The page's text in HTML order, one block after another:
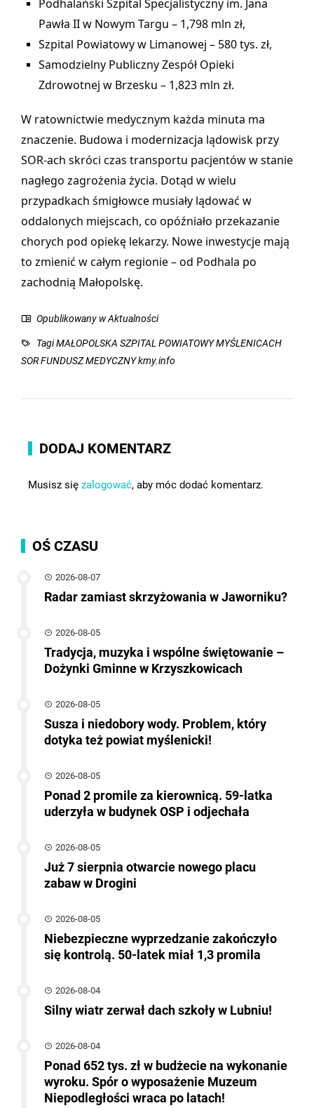
Podhalański Szpital Specjalistyczny im. Jana
Pawła II w Nowym Targu – 1,798 mln zł,
Szpital Powiatowy w Limanowej – 580 tys. zł,
Samodzielny Publiczny Zespół Opieki
Zdrowotnej w Brzesku – 1,823 mln zł.
W ratownictwie medycznym każda minuta ma
znaczenie. Budowa i modernizacja lądowisk przy
SOR-ach skróci czas transportu pacjentów w stanie
nagłego zagrożenia życia. Dotąd w wielu
przypadkach śmigłowce musiały lądować w
oddalonych miejscach, co opóźniało przekazanie
chorych pod opiekę lekarzy. Nowe inwestycje mają
to zmienić w całym regionie – od Podhala po
zachodnią Małopolskę.
Opublikowany wAktualności
TagiMAŁOPOLSKA SZPITAL POWIATOWY MYŚLENICACH
SOR FUNDUSZ MEDYCZNY kmy.info
DODAJ KOMENTARZ
Musisz się zalogować, aby móc dodać komentarz.
OŚ CZASU
2026-08-07
Radar zamiast skrzyżowania w Jaworniku?
2026-08-05
Tradycja, muzyka i wspólne świętowanie –
Dożynki Gminne w Krzyszkowicach
2026-08-05
Susza i niedobory wody. Problem, który
dotyka też powiat myślenicki!
2026-08-05
Ponad 2 promile za kierownicą. 59-latka
uderzyła w budynek OSP i odjechała
2026-08-05
Już 7 sierpnia otwarcie nowego placu
zabaw w Drogini
2026-08-05
Niebezpieczne wyprzedzanie zakończyło
się kontrolą. 50-latek miał 1,3 promila
2026-08-04
Silny wiatr zerwał dach szkoły w Lubniu!
2026-08-04
Ponad 652 tys. zł w budżecie na wykonanie
wyroku. Spór o wyposażenie Muzeum
Niepodległości wraca po latach!